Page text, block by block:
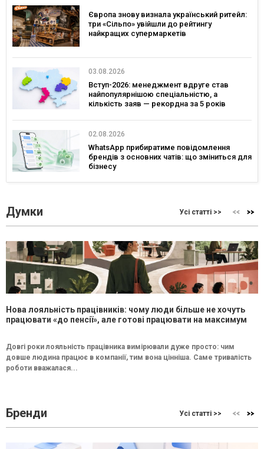
Європа знову визнала український ритейл:
три «Сільпо» увійшли до рейтингу
найкращих супермаркетів
03.08.2026
Вступ-2026: менеджмент вдруге став
найпопулярнішою спеціальністю, а
кількість заяв — рекордна за 5 років
02.08.2026
WhatsApp прибиратиме повідомлення
брендів з основних чатів: що зміниться для
бізнесу
Думки Усі статті >>
Нова лояльність працівників: чому люди більше не хочуть
працювати «до пенсії», але готові працювати на максимум
Довгі роки лояльність працівника вимірювали дуже просто: чим
довше людина працює в компанії, тим вона цінніша. Саме тривалість
роботи вважалася...
Бренди Усі статті >>